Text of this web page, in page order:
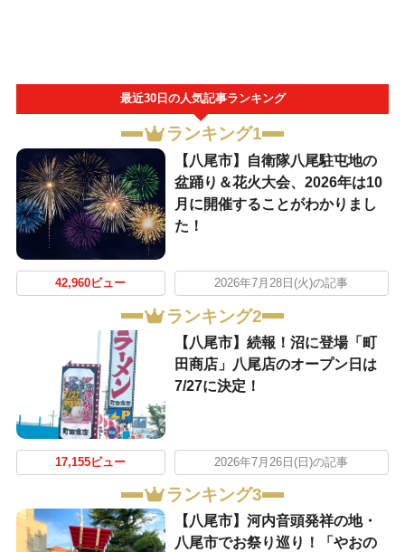
最近30日の人気記事ランキング
ランキング1
【八尾市】自衛隊八尾駐屯地の
盆踊り＆花火大会、2026年は10
月に開催することがわかりまし
た！
42,960ビュー 2026年7月28日(火)の記事
ランキング2
【八尾市】続報！沼に登場「町
田商店」八尾店のオープン日は
7/27に決定！
17,155ビュー 2026年7月26日(日)の記事
ランキング3
【八尾市】河内音頭発祥の地・
八尾市でお祭り巡り！「やおの